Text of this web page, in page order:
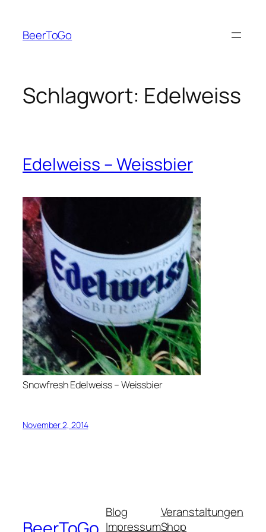
springen
BeerToGo
Schlagwort: Edelweiss
Edelweiss – Weissbier
Snowfresh Edelweiss – Weissbier
November 2, 2014
Blog
Impressum
Veranstaltungen
Shop